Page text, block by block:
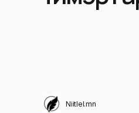
Niitlel.mn